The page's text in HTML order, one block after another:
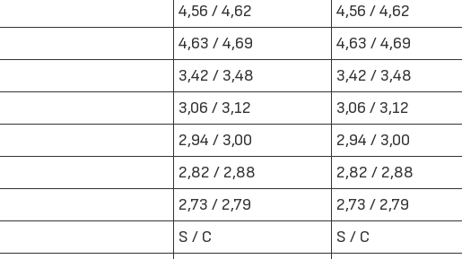
4,56 / 4,62
4,56 / 4,62
4,63 / 4,69
4,63 / 4,69
3,42 / 3,48
3,42 / 3,48
3,06 / 3,12
3,06 / 3,12
2,94 / 3,00
2,94 / 3,00
2,82 / 2,88
2,82 / 2,88
2,73 / 2,79
2,73 / 2,79
S / C
S / C